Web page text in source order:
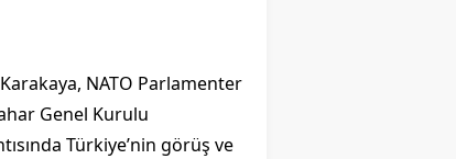
NATO Parlamenter
Genel Kurulu
Türkiye’nin görüş ve